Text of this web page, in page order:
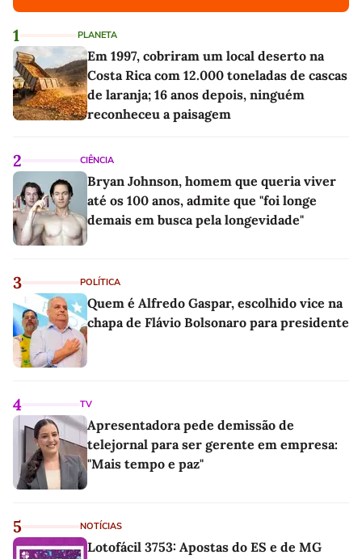
1 PLANETA
Em 1997, cobriram um local deserto na
Costa Rica com 12.000 toneladas de cascas
de laranja; 16 anos depois, ninguém
reconheceu a paisagem
2 CIÊNCIA
Bryan Johnson, homem que queria viver
até os 100 anos, admite que "foi longe
demais em busca pela longevidade"
3 POLÍTICA
Quem é Alfredo Gaspar, escolhido vice na
chapa de Flávio Bolsonaro para presidente
4 TV
Apresentadora pede demissão de
telejornal para ser gerente em empresa:
"Mais tempo e paz"
5 NOTÍCIAS
Lotofácil 3753: Apostas do ES e de MG